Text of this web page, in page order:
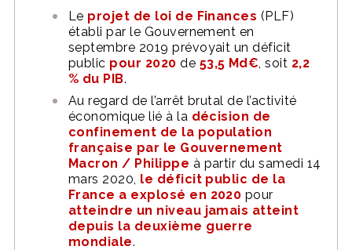
Le projet de loi de Finances (PLF)
établi par le Gouvernement en
septembre 2019 prévoyait un déficit
public pour 2020 de 53,5 Md€, soit 2,2
% du PIB.
Au regard de l’arrêt brutal de l’activité
économique lié à la décision de
confinement de la population
française par le Gouvernement
Macron / Philippe à partir du samedi 14
mars 2020, le déficit public de la
France a explosé en 2020 pour
atteindre un niveau jamais atteint
depuis la deuxième guerre
mondiale.